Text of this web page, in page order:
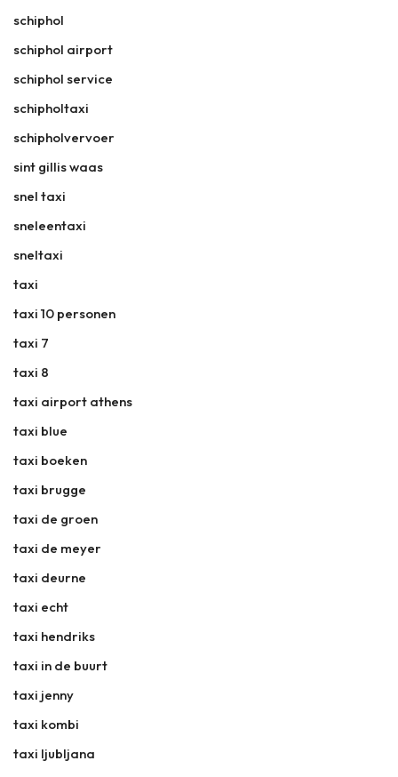
schiphol
schiphol airport
schiphol service
schipholtaxi
schipholvervoer
sint gillis waas
snel taxi
sneleentaxi
sneltaxi
taxi
taxi 10 personen
taxi 7
taxi 8
taxi airport athens
taxi blue
taxi boeken
taxi brugge
taxi de groen
taxi de meyer
taxi deurne
taxi echt
taxi hendriks
taxi in de buurt
taxi jenny
taxi kombi
taxi ljubljana